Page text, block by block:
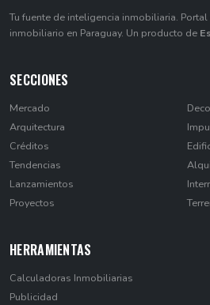
Tu fuente de inteligencia inmobiliaria.
inmobiliario en Paraguay. Un producto de
SECCIONES
Mercado
Arquitectura
Créditos
Tendencias
Lanzamientos
Proyectos
HERRAMIENTAS
Calculadoras Inmobiliarias
Publicidad